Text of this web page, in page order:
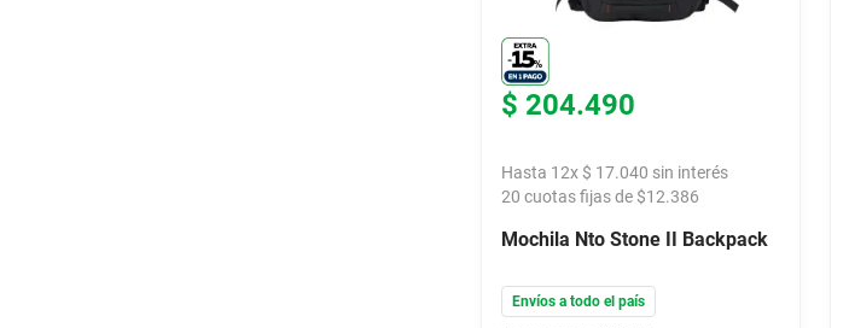
$ 204.490
Hasta 12x $ 17.040 sin interés
20 cuotas fijas de $12.386
Mochila Nto Stone II Backpack
Envíos a todo el país